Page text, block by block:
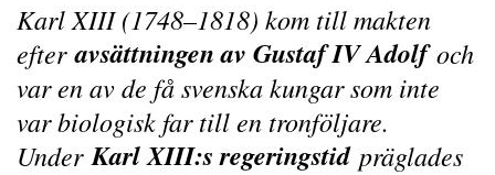
Karl XIII (1748–1818) kom till makten
efteravsättningen av Gustaf IV Adolfoch
var en av de få svenska kungar som inte
var biologisk far till en tronföljare.
UnderKarl XIII:s regeringstidpräglades